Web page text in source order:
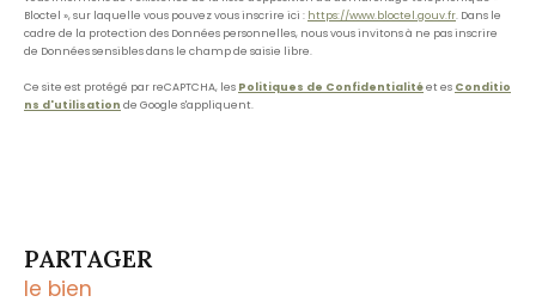
Bloctel », sur laquelle vous pouvez vous inscrire ici : https://www.bloctel.gouv.fr. Dans le
cadre de la protection des Données personnelles, nous vous invitons à ne pas inscrire
de Données sensibles dans le champ de saisie libre.
Ce site est protégé par reCAPTCHA, les Politiques de Confidentialitéet es Conditio
ns d'utilisation de Google s'appliquent.
PARTAGER
le bien